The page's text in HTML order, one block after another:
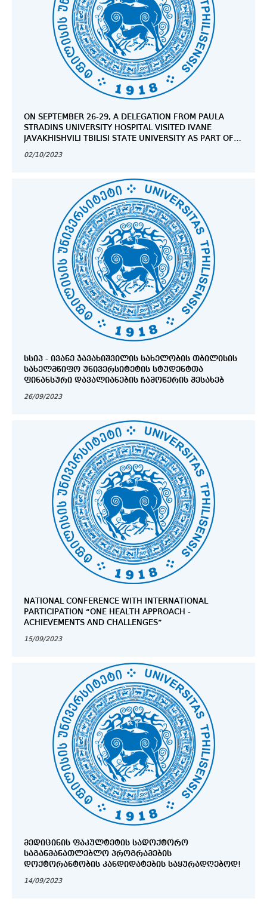
ON SEPTEMBER 26-29, A DELEGATION FROM PAULA
STRADINS UNIVERSITY HOSPITAL VISITED IVANE
JAVAKHISHVILI TBILISI STATE UNIVERSITY AS PART OF
PROCESS AND CAPACITY BUILDING PROJECT.
02/10/2023
ᲡᲡᲘᲞ - ᲘᲕᲐᲜᲔ ᲯᲐᲕᲐᲮᲘᲨᲕᲘᲚᲘᲡ ᲡᲐᲮᲔᲚᲝᲑᲘᲡ ᲗᲑᲘᲚᲘᲡᲘᲡ
ᲡᲐᲮᲔᲚᲛᲬᲘᲤᲝ ᲣᲜᲘᲕᲔᲠᲡᲘᲢᲔᲢᲘᲡ ᲡᲢᲣᲓᲔᲜᲢᲗᲐ
ᲤᲘᲜᲐᲜᲡᲣᲠᲘ ᲓᲐᲕᲐᲚᲘᲐᲜᲔᲑᲘᲡ ᲩᲐᲛᲝᲬᲔᲠᲘᲡ ᲨᲔᲡᲐᲮᲔᲑ
26/09/2023
NATIONAL CONFERENCE WITH INTERNATIONAL
PARTICIPATION “ONE HEALTH APPROACH -
ACHIEVEMENTS AND CHALLENGES”
15/09/2023
ᲛᲔᲓᲘᲪᲘᲜᲘᲡ ᲤᲐᲙᲣᲚᲢᲔᲢᲘᲡ ᲡᲐᲓᲝᲥᲢᲝᲠᲝ
ᲡᲐᲒᲐᲜᲛᲐᲜᲐᲗᲚᲔᲑᲚᲝ ᲞᲠᲝᲒᲠᲐᲛᲔᲑᲘᲡ
ᲓᲝᲥᲢᲝᲠᲐᲜᲢᲝᲑᲘᲡ ᲙᲐᲜᲓᲘᲓᲐᲢᲔᲑᲘᲡ ᲡᲐᲧᲣᲠᲐᲓᲦᲔᲑᲝᲓ!
14/09/2023